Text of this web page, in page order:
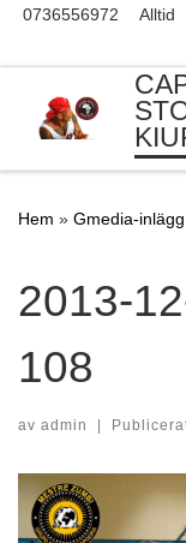
0736556972 Alltid
Hem » Gmedia-inlägg
2013-
108
av admin |